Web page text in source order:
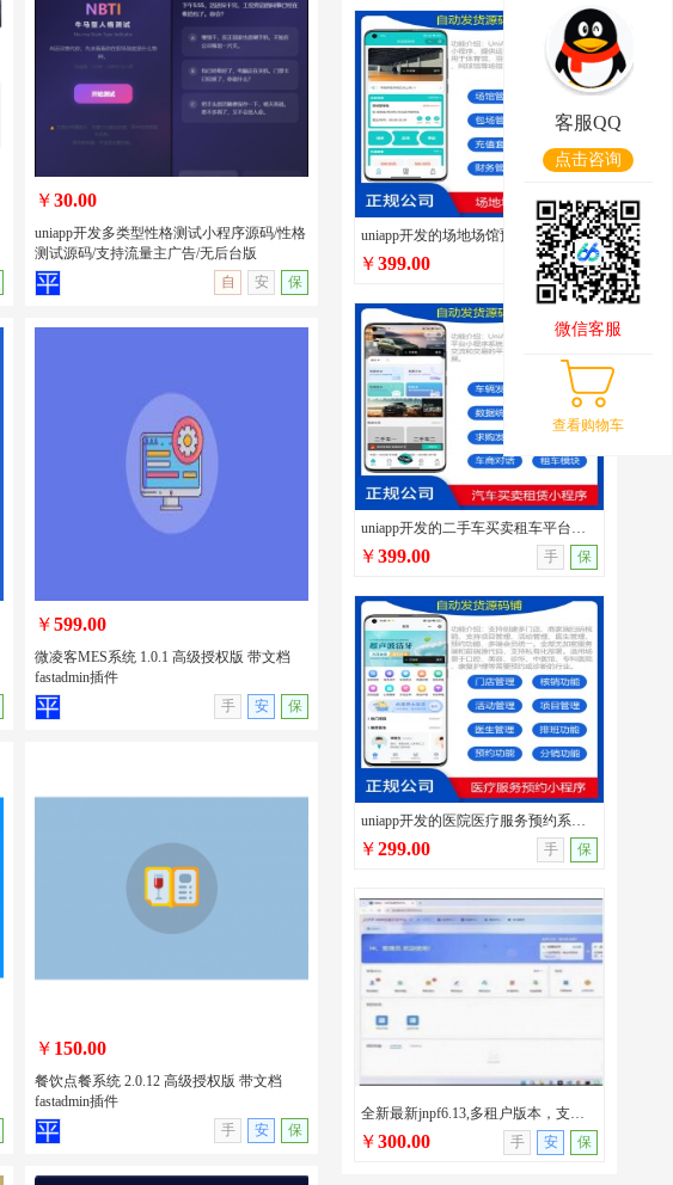
PHP开发的H5短视频发布分享系统源码/
美女短视频系统/支持点赞/收藏/评论开
源版
无演示
uniapp开发多类型性格测试小程序源码/
性格测试源码/支持流量主广告/无后台
无演示
￥30.00
uniapp开发多类型性格测试小程序源码/性格
测试源码/支持流量主广告/无后台版
自
安 保
微凌客MES系统 1.0.1 高级授权版 带文
档 fastadmin插件
无演示
￥599.00
微凌客MES系统 1.0.1 高级授权版 带文档
fastadmin插件
手
安 保
￥ 150.00
餐饮点餐系统 2.0.12 高级授权版 带文档
fastadmin插件
手
安 保
uniapp开发的场地场馆预定小程序源码/篮球兵乓球体育场馆场地预约预定系统/在线包场系统
￥399.00 手 保
uniapp开发的二手车买卖租车平台源码/车辆发布/圈子交流/在线询价/在线二手车交易系统
￥399.00 手 保
uniapp开发的医院医疗服务预约系统源码/口腔医院/宠物医院/中医馆/服务行业预约管理系统
￥299.00 手 保
全新最新jnpf6.13,多租户版本，支持AI/netcore版本/jnpf最新版本
￥300.00 手 安 保
客服QQ
点击咨询
微信客服
查看购物车